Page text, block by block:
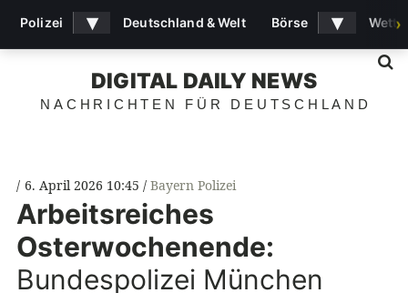
DIGITAL DAILY NEWS
NACHRICHTEN FÜR DEUTSCHLAND
6. April 2026 10:45 Bayern Polizei
Arbeitsreiches
Osterwochenende:
Bundespolizei München
Polizei ▾ Deutschland & Welt Börse ▾ ›